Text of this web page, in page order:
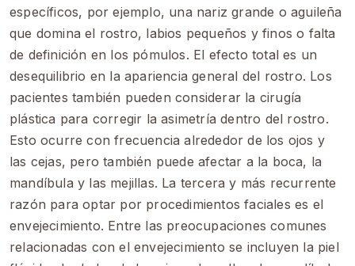
específicos, por ejemplo, una nariz grande o aguileña
que domina el rostro, labios pequeños y finos o falta
de definición en los pómulos. El efecto total es un
desequilibrio en la apariencia general del rostro. Los
pacientes también pueden considerar la cirugía
plástica para corregir la asimetría dentro del rostro.
Esto ocurre con frecuencia alrededor de los ojos y
las cejas, pero también puede afectar a la boca, la
mandíbula y las mejillas. La tercera y más recurrente
razón para optar por procedimientos faciales es el
envejecimiento. Entre las preocupaciones comunes
relacionadas con el envejecimiento se incluyen la piel